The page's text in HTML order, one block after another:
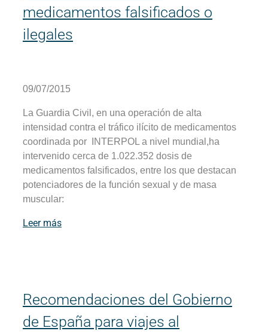
medicamentos falsificados o
ilegales
09/07/2015
La Guardia Civil, en una operación de alta
intensidad contra el tráfico ilícito de medicamentos
coordinada por INTERPOL a nivel mundial,ha
intervenido cerca de 1.022.352 dosis de
medicamentos falsificados, entre los que destacan
potenciadores de la función sexual y de masa
muscular:
Leer más
Recomendaciones del Gobierno
de España para viajes al